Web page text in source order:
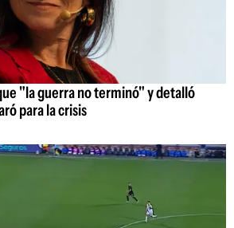
"la guerra no terminó" y detalló
para la crisis